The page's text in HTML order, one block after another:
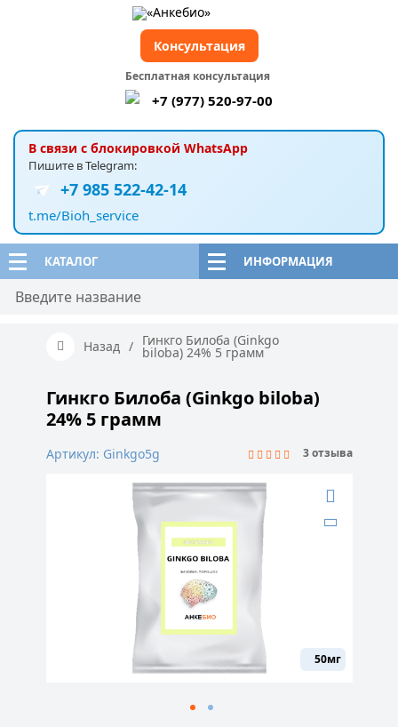
КАТАЛОГ ИНФОРМАЦИЯ
В связи с блокировкой WhatsApp
Пишите в Telegram:
+7 985 522-42-14
t.me/Bioh_service
Бесплатная консультация
+7 (977) 520-97-00
Консультация
Назад / Гинкго Билоба (Ginkgo
biloba) 24% 5 грамм
Гинкго Билоба (Ginkgo biloba)
24% 5 грамм
Артикул: Ginkgo5g 3 отзыва
50мг